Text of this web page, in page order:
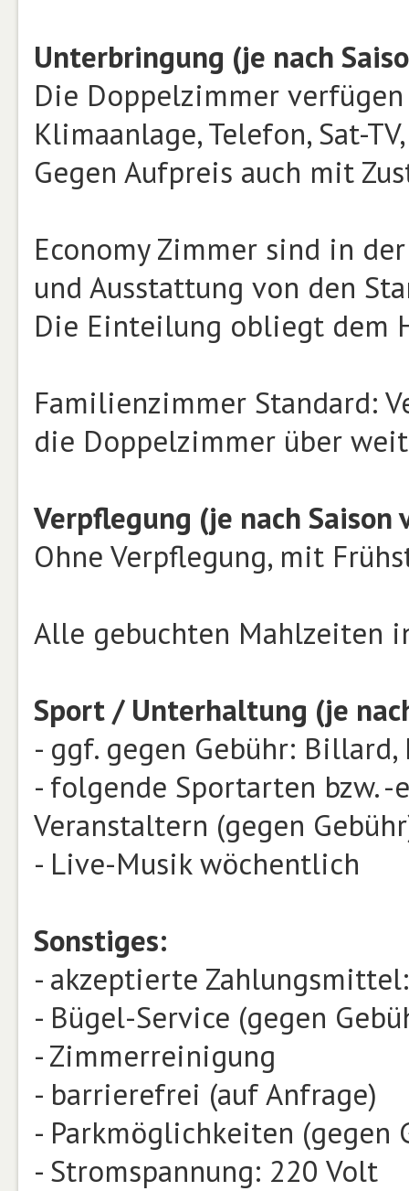
Unterbringung (je nach
Die Doppelzimmer verfügen
Klimaanlage, Telefon, Sat-
Gegen Aufpreis auch mit
Economy Zimmer sind in
und Ausstattung von den
Die Einteilung obliegt dem
Familienzimmer Standard:
die Doppelzimmer über
Verpflegung (je nach Saison
Ohne Verpflegung, mit
Alle gebuchten Mahlzeiten
Sport / Unterhaltung (je
- ggf. gegen Gebühr:
- folgende Sportarten bzw.
Veranstaltern (gegen
- Live-Musik wöchentlich
Sonstiges:
- akzeptierte
- Bügel-Service (gegen
- Zimmerreinigung
- barrierefrei (auf Anfrage)
- Parkmöglichkeiten (gegen
- Stromspannung: 220 Volt